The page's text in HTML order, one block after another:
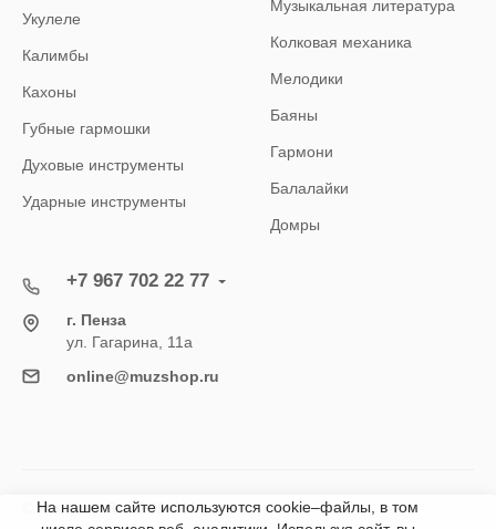
Укулеле
Калимбы
Кахоны
Губные гармошки
Духовые инструменты
Ударные инструменты
Музыкальная литература
Колковая механика
Мелодики
Баяны
Гармони
Балалайки
Домры
+7 967 702 22 77
г. Пенза
ул. Гагарина, 11а
online@muzshop.ru
© Muzshop.Ru 1995-2026
На нашем сайте используются cookie–файлы, в том